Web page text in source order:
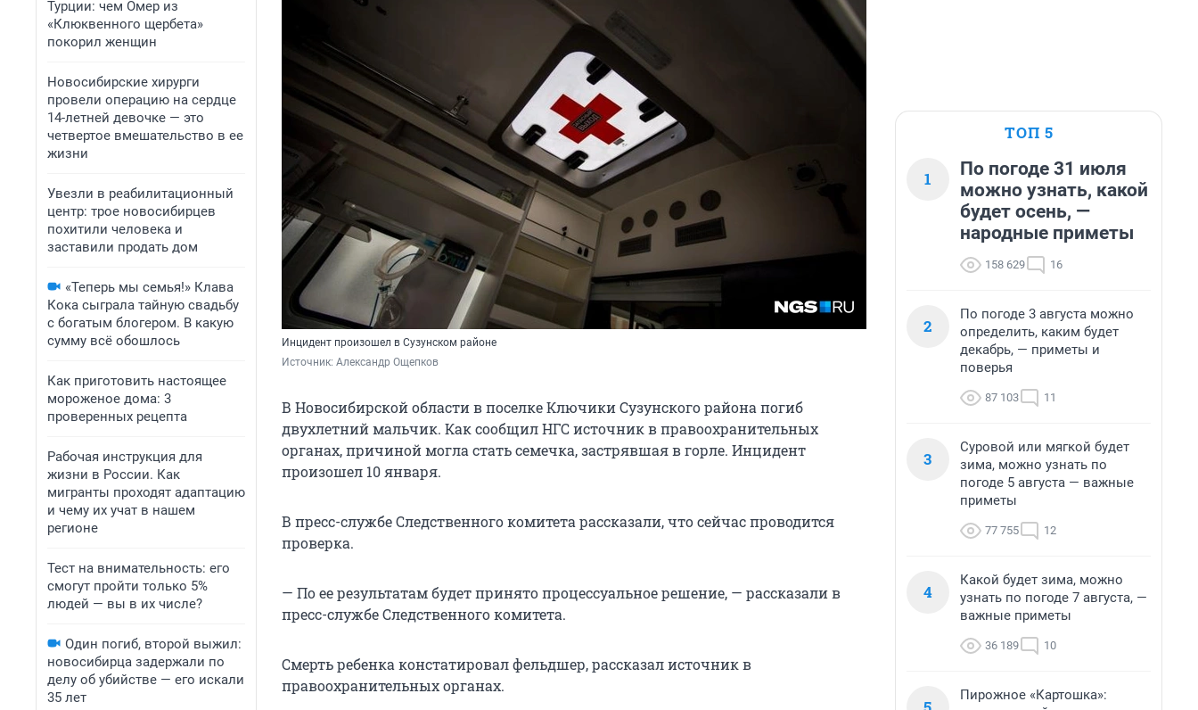
Турции: чем Омер из
«Клюквенного щербета»
покорил женщин
Новосибирские хирурги
провели операцию на сердце
14-летней девочке — это
четвертое вмешательство в ее
жизни
Увезли в реабилитационный
центр: трое новосибирцев
похитили человека и
заставили продать дом
«Теперь мы семья!» Клава
Кока сыграла тайную свадьбу
с богатым блогером. В какую
сумму всё обошлось
Как приготовить настоящее
мороженое дома: 3
проверенных рецепта
Рабочая инструкция для
жизни в России. Как
мигранты проходят адаптацию
и чему их учат в нашем
регионе
Тест на внимательность: его
смогут пройти только 5%
людей — вы в их числе?
Один погиб, второй выжил:
новосибирца задержали по
делу об убийстве — его искали
35 лет
Инцидент произошел в Сузунском районе
Источник: Александр Ощепков
В Новосибирской области в поселке Ключики Сузунского района погиб
двухлетний мальчик. Как сообщил НГС источник в правоохранительных
органах, причиной могла стать семечка, застрявшая в горле. Инцидент
произошел 10 января.
В пресс-службе Следственного комитета рассказали, что сейчас проводится
проверка.
— По ее результатам будет принято процессуальное решение, — рассказали в
пресс-службе Следственного комитета.
Смерть ребенка констатировал фельдшер, рассказал источник в
правоохранительных органах.
ТОП 5
1
По погоде 31 июля
можно узнать, какой
будет осень, —
народные приметы
158 629 16
2
По погоде 3 августа можно
определить, каким будет
декабрь, — приметы и
поверья
87 103 11
3
Суровой или мягкой будет
зима, можно узнать по
погоде 5 августа — важные
приметы
77 755 12
4
Какой будет зима, можно
узнать по погоде 7 августа, —
важные приметы
36 189 10
Пирожное «Картошка»: